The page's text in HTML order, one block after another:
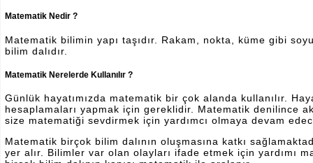
Matematik Nedir ?
Matematik bilimin yapı taşıdır. Rakam, nokta, küme gibi
bilim dalıdır.
Matematik Nerelerde Kullanılır ?
Günlük hayatımızda matematik bir çok alanda kullanılır.
hesaplamaları yapmak için gereklidir. Matematik denilince
size matematiği sevdirmek için yardımcı olmaya devam
Matematik birçok bilim dalının oluşmasına katkı
yer alır. Bilimler var olan olayları ifade etmek için yardımı